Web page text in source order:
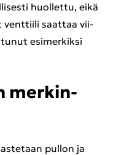
huol­let­tu, eikä
vent­tii­li saat­taa vii­
esi­mer­kik­si
mer­kin­
pul­lon ja